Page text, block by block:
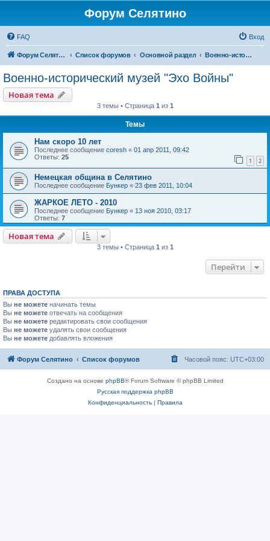
Форум Селятино
FAQ Вход
Форум Селятино Список форумов Основной раздел Военно-исторический музей "Эхо Войны"
Военно-исторический музей "Эхо Войны"
Новая тема
3 темы • Страница 1 из 1
Темы
Нам скоро 10 лет
Последнее сообщение coresh « 01 апр 2011, 09:42
Ответы: 25 1 2
Немецкая община в Селятино
Последнее сообщение Бункер « 23 фев 2011, 10:04
ЖАРКОЕ ЛЕТО - 2010
Последнее сообщение Бункер « 13 ноя 2010, 03:17
Ответы: 7
Новая тема
3 темы • Страница 1 из 1
Перейти
ПРАВА ДОСТУПА
Вы не можете начинать темы
Вы не можете отвечать на сообщения
Вы не можете редактировать свои сообщения
Вы не можете удалять свои сообщения
Вы не можете добавлять вложения
Форум Селятино Список форумов Часовой пояс: UTC+03:00
Создано на основе phpBB® Forum Software © phpBB Limited
Русская поддержка phpBB
Конфиденциальность| Правила